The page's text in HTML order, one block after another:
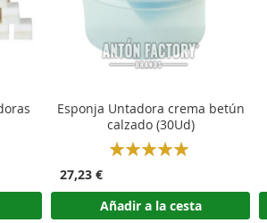
Esponja Untadora crema betún
calzado (30Ud)
Rating:
27,23 €
Añadir a la cesta